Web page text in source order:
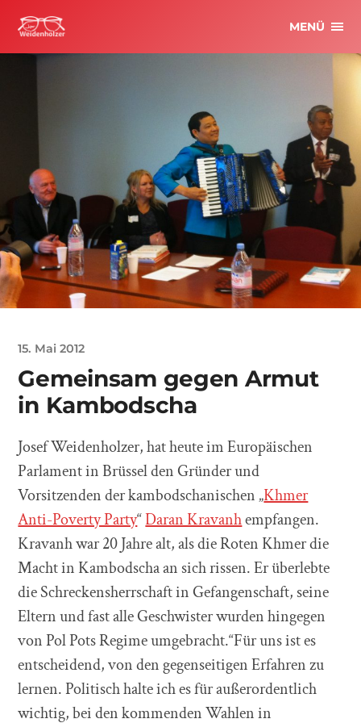
MENÜ
15. Mai 2012
Gemeinsam gegen Armut
in Kambodscha
Josef Weidenholzer, hat heute im Europäischen
Parlament in Brüssel den Gründer und
Vorsitzenden der kambodschanischen „Khmer
Anti-Poverty Party“Daran Kravanhempfangen.
Kravanh war 20 Jahre alt, als die Roten Khmer die
Macht in Kambodscha an sich rissen. Er überlebte
die Schreckensherrschaft in Gefangenschaft, seine
Eltern und fast alle Geschwister wurden hingegen
von Pol Pots Regime umgebracht.“Für uns ist es
entscheidend, von den gegenseitigen Erfahren zu
lernen. Politisch halte ich es für außerordentlich
wichtig, bei den kommenden Wahlen in